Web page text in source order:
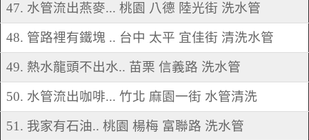
47. 水管流出燕麥... 桃園 八德 陸光街 洗水管
48. 管路裡有鐵塊 .. 台中 太平 宜佳街 清洗水管
49. 熱水龍頭不出水.. 苗栗 信義路 洗水管
50. 水管流出咖啡... 竹北 麻園一街 水管清洗
51. 我家有石油.. 桃園 楊梅 富聯路 洗水管